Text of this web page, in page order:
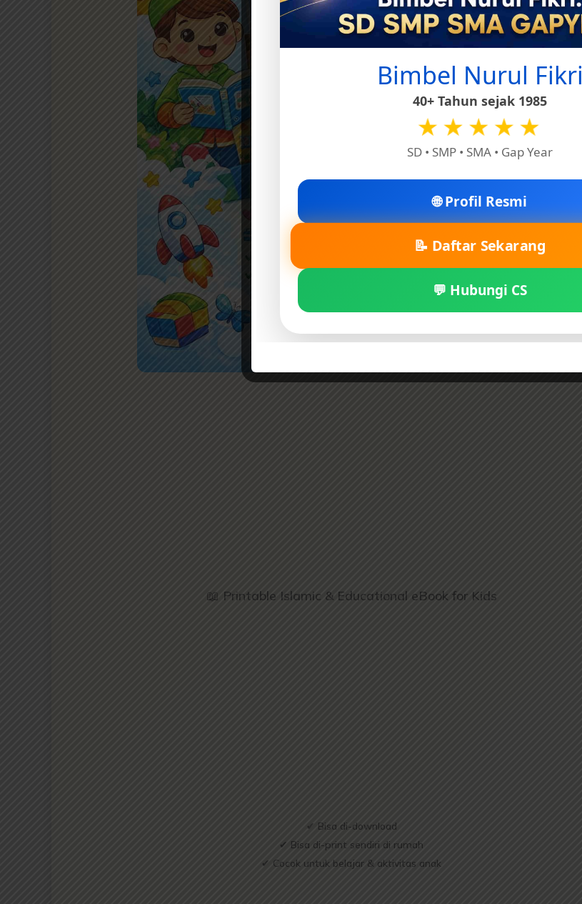
📖 Printable Islamic & Educational eBook for Kids
✔ Bisa di-download
✔ Bisa di-print sendiri di rumah
✔ Cocok untuk belajar & aktivitas anak
Bimbel Nurul Fikri
40+ Tahun sejak 1985
★★★★★
SD • SMP • SMA • Gap Year
🌐 Profil Resmi
📝 Daftar Sekarang
💬 Hubungi CS